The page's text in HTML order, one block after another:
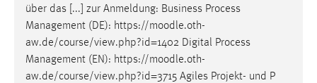
über das [...] zur Anmeldung: Business Process
Management (DE): https://moodle.oth-
aw.de/course/view.php?id=1402 Digital Process
Management (EN): https://moodle.oth-
aw.de/course/view.php?id=3715 Agiles Projekt- und P